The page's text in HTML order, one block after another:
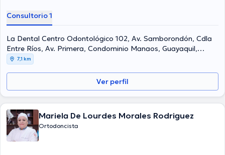
Consultorio 1
La Dental Centro Odontológico 102, Av. Samborondón, Cdla
Entre Ríos, Av. Primera, Condominio Manaos, Guayaquil,
092301, Ecuador, Guayaquil
7,1 km
Ver perfil
Mariela De Lourdes Morales Rodriguez
Ortodoncista